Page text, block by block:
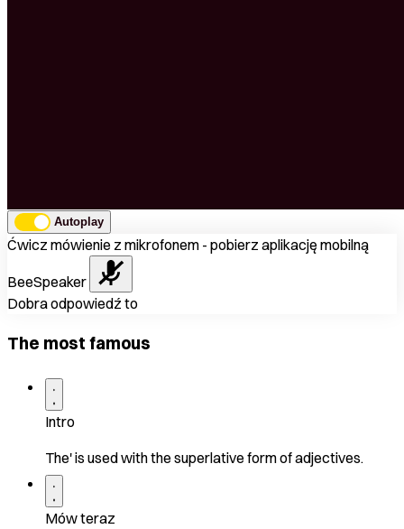
Autoplay
Ćwicz mówienie z mikrofonem - pobierz aplikację mobilną
BeeSpeaker
Dobra odpowiedź to
The most famous
Intro
The' is used with the superlative form of adjectives.
Mów teraz